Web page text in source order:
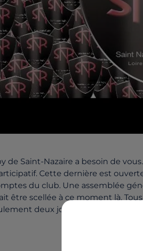
de Saint-Nazaire a besoin de
Cette dernière est
du club. Une assemblée
être scellée à ce moment là.
deux jours. Vous pouvez